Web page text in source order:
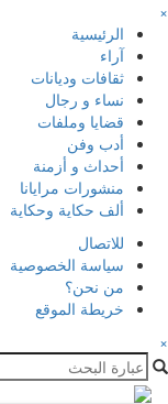
×
الرئيسية
آراء
ثقافات وديانات
نساء و رجال
قضايا وملفات
أدب وفن
أحداث و أزمنة
منشورات مرايانا
ألف حكاية وحكاية
للاتصال
سياسة الخصوصية
من نحن؟
خريطة الموقع
×